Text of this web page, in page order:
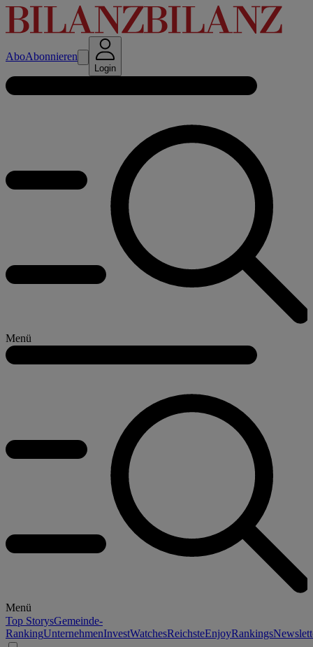
AboAbonnieren
Login
Menü
Menü
Top StorysGemeinde-
RankingUnternehmenInvestWatchesReichsteEnjoyRankings